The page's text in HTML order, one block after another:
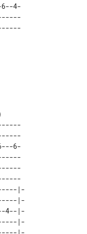
4-
6-
|-
|-
4--|-
|-